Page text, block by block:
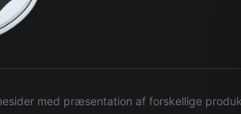
med præsentation af forskellige